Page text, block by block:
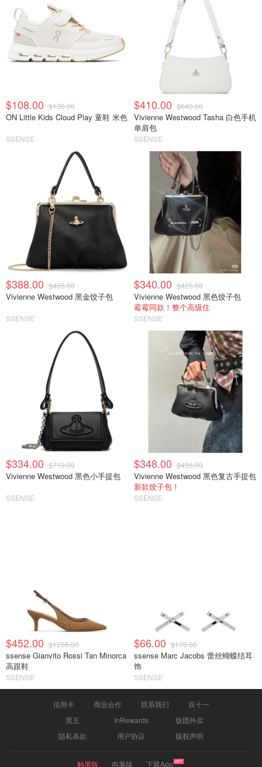
$108.00 $130.00
ON Little Kids Cloud Play 童鞋 米色
SSENSE
$410.00 $640.00
Vivienne Westwood Tasha 白色手机
单肩包
SSENSE
$388.00 $485.00
Vivienne Westwood 黑金饺子包
SSENSE
$340.00 $425.00
Vivienne Westwood 黑色饺子包
霉霉同款！整个高级住
SSENSE
$334.00 $710.00
Vivienne Westwood 黑色小手提包
SSENSE
$348.00 $435.00
Vivienne Westwood 黑色复古手提包
新款饺子包！
SSENSE
$452.00 $1255.00
ssense Gianvito Rossi Tan Minorca
高跟鞋
SSENSE
$66.00 $170.00
ssense Marc Jacobs 蕾丝蝴蝶结耳
饰
SSENSE
信用卡 商业合作 联系我们
双十一
黑五
InRewards
饭团外卖
隐私条款
用户协议 版权声明
触屏版 电脑版 下载App